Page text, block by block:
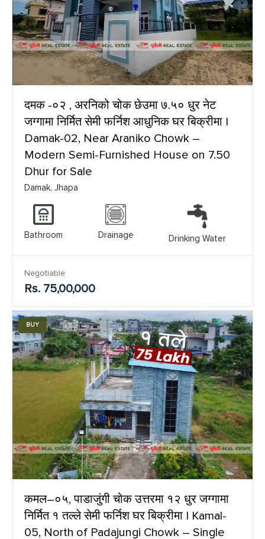
दमक -०२ , अरनिको चोक छेउमा ७.५० धुर नेट
जग्गामा निर्मित सेमी फर्निश आधुनिक घर बिक्रीमा |
Damak-02, Near Araniko Chowk –
Modern Semi-Furnished House on 7.50
Dhur for Sale
Damak, Jhapa
Bathroom Drainage Drinking Water
Negotiable
Rs. 75,00,000
BUY
कमल–०५, पाडाजुंगी चोक उत्तरमा १२ धुर जग्गामा
निर्मित १ तल्ले सेमी फर्निश घर बिक्रीमा | Kamal-
05, North of Padajungi Chowk – Single